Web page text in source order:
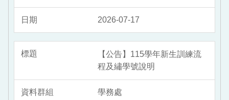
2026-07-17
【公告】115學年新生訓練流
程及繡學號說明
學務處